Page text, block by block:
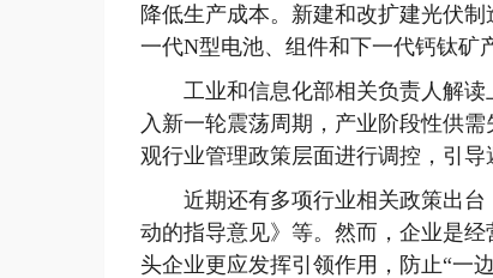
降低生产成本。新建和改扩建光伏
一代N型电池、组件和下一代钙钛矿
工业和信息化部相关负责人解读
入新一轮震荡周期，产业阶段性供
观行业管理政策层面进行调控，引导
近期还有多项行业相关政策出台
动的指导意见》等。然而，企业是
头企业更应发挥引领作用，防止“一